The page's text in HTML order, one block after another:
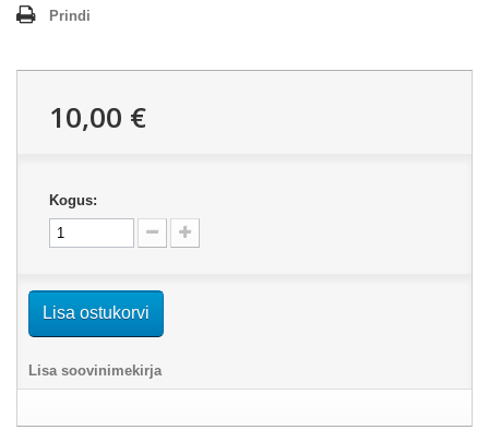
Prindi
10,00 €
Kogus:
Lisa ostukorvi
Lisa soovinimekirja